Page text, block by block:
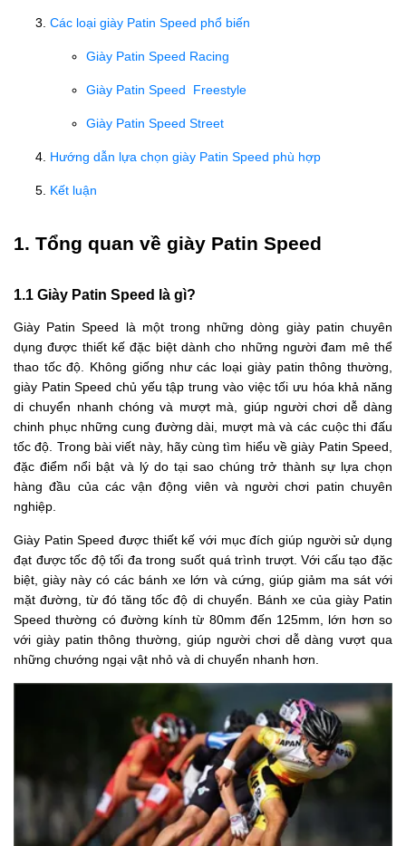
Các loại giày Patin Speed phổ biến
Giày Patin Speed Racing
Giày Patin Speed Freestyle
Giày Patin Speed Street
Hướng dẫn lựa chọn giày Patin Speed phù hợp
Kết luận
1. Tổng quan về giày Patin Speed
1.1 Giày Patin Speed là gì?
Giày Patin Speed là một trong những dòng giày patin chuyên
dụng được thiết kế đặc biệt dành cho những người đam mê thể
thao tốc độ. Không giống như các loại giày patin thông thường,
giày Patin Speed chủ yếu tập trung vào việc tối ưu hóa khả năng
di chuyển nhanh chóng và mượt mà, giúp người chơi dễ dàng
chinh phục những cung đường dài, mượt mà và các cuộc thi đấu
tốc độ. Trong bài viết này, hãy cùng tìm hiểu về giày Patin Speed,
đặc điểm nổi bật và lý do tại sao chúng trở thành sự lựa chọn
hàng đầu của các vận động viên và người chơi patin chuyên
nghiệp.
Giày Patin Speed được thiết kế với mục đích giúp người sử dụng
đạt được tốc độ tối đa trong suốt quá trình trượt. Với cấu tạo đặc
biệt, giày này có các bánh xe lớn và cứng, giúp giảm ma sát với
mặt đường, từ đó tăng tốc độ di chuyển. Bánh xe của giày Patin
Speed thường có đường kính từ 80mm đến 125mm, lớn hơn so
với giày patin thông thường, giúp người chơi dễ dàng vượt qua
những chướng ngại vật nhỏ và di chuyển nhanh hơn.